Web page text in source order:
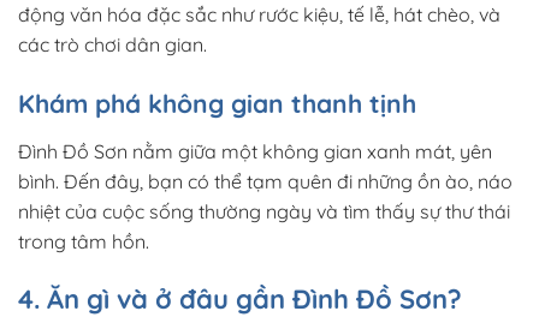
động văn hóa đặc sắc như rước kiệu, tế lễ, hát chèo, và
các trò chơi dân gian.
Khám phá không gian thanh tịnh
Đình Đồ Sơn nằm giữa một không gian xanh mát, yên
bình. Đến đây, bạn có thể tạm quên đi những ồn ào, náo
nhiệt của cuộc sống thường ngày và tìm thấy sự thư thái
trong tâm hồn.
4. Ăn gì và ở đâu gần Đình Đồ Sơn?